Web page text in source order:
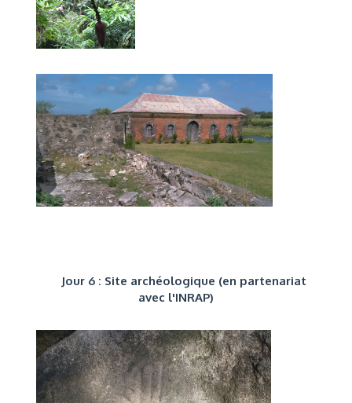
Jour 6 : Site archéologique (en partenariat
avec l'INRAP)